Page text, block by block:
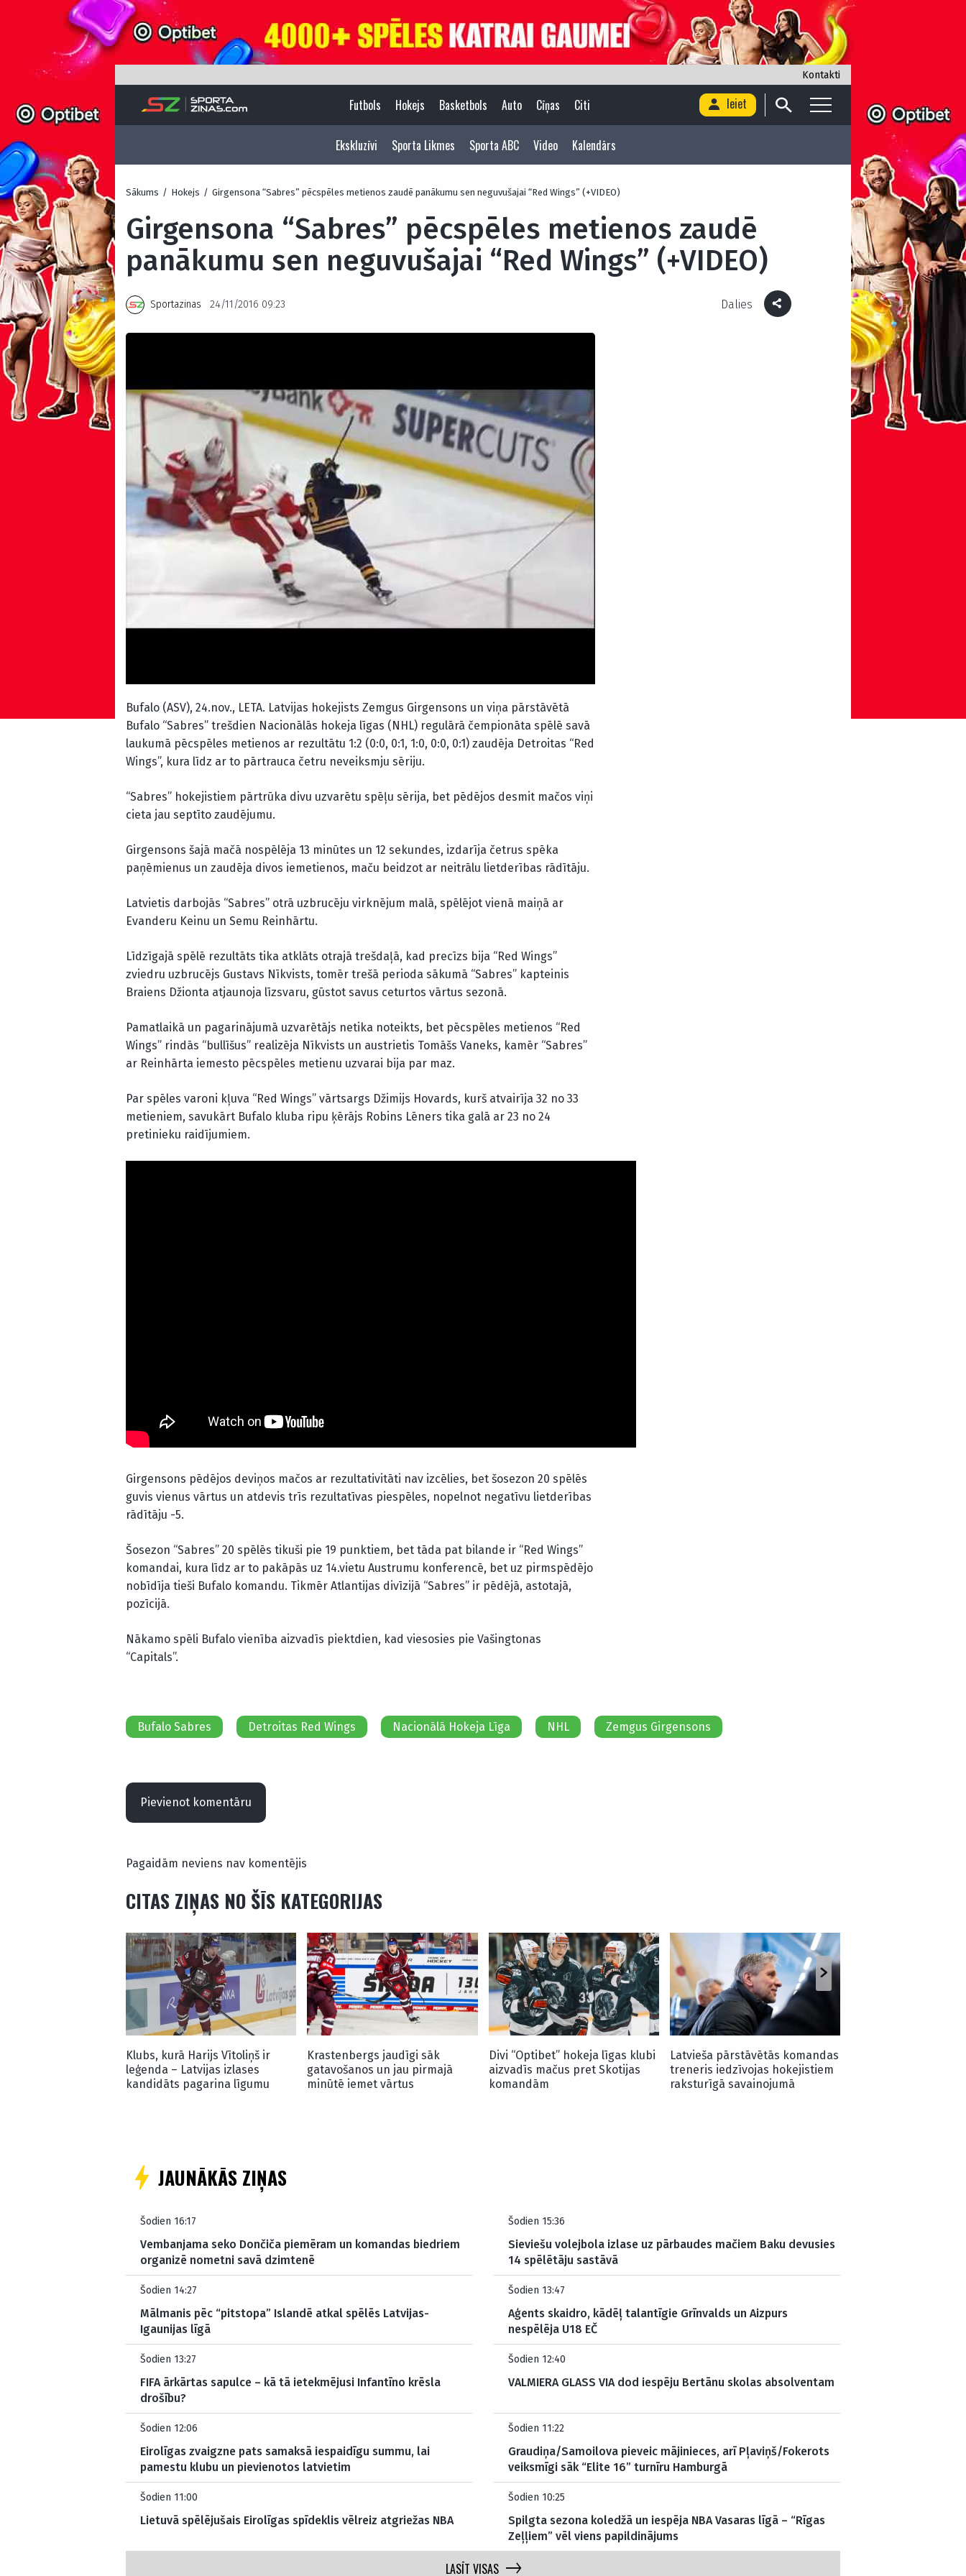
Kontakti
Futbols Hokejs Basketbols Auto Cīņas Citi Ieiet
Ekskluzīvi Sporta Likmes Sporta ABC Video Kalendārs
Sākums / Hokejs / Girgensona “Sabres” pēcspēles metienos zaudē panākumu sen neguvušajai “Red Wings” (+VIDEO)
Girgensona “Sabres” pēcspēles metienos zaudē
panākumu sen neguvušajai “Red Wings” (+VIDEO)
Sportazinas 24/11/2016 09:23 Dalies
Bufalo (ASV), 24.nov., LETA. Latvijas hokejists Zemgus Girgensons un viņa pārstāvētā
Bufalo “Sabres” trešdien Nacionālās hokeja līgas (NHL) regulārā čempionāta spēlē savā
laukumā pēcspēles metienos ar rezultātu 1:2 (0:0, 0:1, 1:0, 0:0, 0:1) zaudēja Detroitas “Red
Wings”, kura līdz ar to pārtrauca četru neveiksmju sēriju.
“Sabres” hokejistiem pārtrūka divu uzvarētu spēļu sērija, bet pēdējos desmit mačos viņi
cieta jau septīto zaudējumu.
Girgensons šajā mačā nospēlēja 13 minūtes un 12 sekundes, izdarīja četrus spēka
paņēmienus un zaudēja divos iemetienos, maču beidzot ar neitrālu lietderības rādītāju.
Latvietis darbojās “Sabres” otrā uzbrucēju virknējum malā, spēlējot vienā maiņā ar
Evanderu Keinu un Semu Reinhārtu.
Līdzīgajā spēlē rezultāts tika atklāts otrajā trešdaļā, kad precīzs bija “Red Wings”
zviedru uzbrucējs Gustavs Nīkvists, tomēr trešā perioda sākumā “Sabres” kapteinis
Braiens Džionta atjaunoja līzsvaru, gūstot savus ceturtos vārtus sezonā.
Pamatlaikā un pagarinājumā uzvarētājs netika noteikts, bet pēcspēles metienos “Red
Wings” rindās “bullīšus” realizēja Nīkvists un austrietis Tomāšs Vaneks, kamēr “Sabres”
ar Reinhārta iemesto pēcspēles metienu uzvarai bija par maz.
Par spēles varoni kļuva “Red Wings” vārtsargs Džimijs Hovards, kurš atvairīja 32 no 33
metieniem, savukārt Bufalo kluba ripu ķērājs Robins Lēners tika galā ar 23 no 24
pretinieku raidījumiem.
Girgensons pēdējos deviņos mačos ar rezultativitāti nav izcēlies, bet šosezon 20 spēlēs
guvis vienus vārtus un atdevis trīs rezultatīvas piespēles, nopelnot negatīvu lietderības
rādītāju -5.
Šosezon “Sabres” 20 spēlēs tikuši pie 19 punktiem, bet tāda pat bilande ir “Red Wings”
komandai, kura līdz ar to pakāpās uz 14.vietu Austrumu konferencē, bet uz pirmspēdējo
nobīdīja tieši Bufalo komandu. Tikmēr Atlantijas divīzijā “Sabres” ir pēdējā, astotajā,
pozīcijā.
Nākamo spēli Bufalo vienība aizvadīs piektdien, kad viesosies pie Vašingtonas
“Capitals”.
Bufalo Sabres Detroitas Red Wings Nacionālā Hokeja Līga NHL Zemgus Girgensons
Pievienot komentāru
Pagaidām neviens nav komentējis
CITAS ZIŅAS NO ŠĪS KATEGORIJAS
Klubs, kurā Harijs Vītoliņš ir
leģenda – Latvijas izlases
kandidāts pagarina līgumu
Krastenbergs jaudīgi sāk
gatavošanos un jau pirmajā
minūtē iemet vārtus
Divi “Optibet” hokeja līgas klubi
aizvadīs mačus pret Skotijas
komandām
Latvieša pārstāvētās komandas
treneris iedzīvojas hokejistiem
raksturīgā savainojumā
JAUNĀKĀS ZIŅAS
Šodien 16:17
Vembanjama seko Dončiča piemēram un komandas biedriem
organizē nometni savā dzimtenē
Šodien 15:36
Sieviešu volejbola izlase uz pārbaudes mačiem Baku devusies
14 spēlētāju sastāvā
Šodien 14:27
Mālmanis pēc “pitstopa” Islandē atkal spēlēs Latvijas-
Igaunijas līgā
Šodien 13:47
Aģents skaidro, kādēļ talantīgie Grīnvalds un Aizpurs
nespēlēja U18 EČ
Šodien 13:27
FIFA ārkārtas sapulce – kā tā ietekmējusi Infantīno krēsla
drošību?
Šodien 12:40
VALMIERA GLASS VIA dod iespēju Bertānu skolas absolventam
Šodien 12:06
Eirolīgas zvaigzne pats samaksā iespaidīgu summu, lai
pamestu klubu un pievienotos latvietim
Šodien 11:22
Graudiņa/Samoilova pieveic mājinieces, arī Pļaviņš/Fokerots
veiksmīgi sāk “Elite 16” turnīru Hamburgā
Šodien 11:00
Lietuvā spēlējušais Eirolīgas spīdeklis vēlreiz atgriežas NBA
Šodien 10:25
Spilgta sezona koledžā un iespēja NBA Vasaras līgā – “Rīgas
Zeļļiem” vēl viens papildinājums
LASĪT VISAS